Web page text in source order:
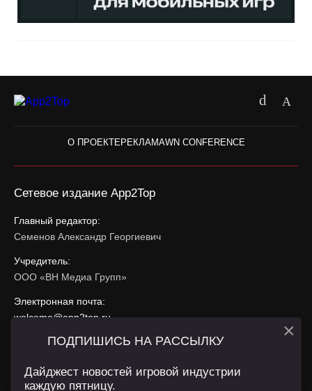
О ПРОЕКТЕ РЕКЛАМАWN CONFERENCE
Сетевое издание App2Top
Главный редактор:
Семенов Александр Георгиевич
Учредитель:
ООО «ВН Медиа Групп»
Электронная почта:
welcome@app2top.ru
При использовании материалов активная ссылка на
ПОДПИШИСЬ НА РАССЫЛКУ
Дайджест новостей игровой индустрии
каждую пятницу.
×